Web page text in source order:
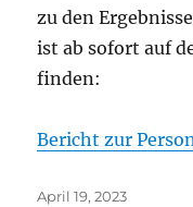
zu den
ist ab sofort auf
finden:
Bericht zur
Veröffentlicht
April 19, 2023